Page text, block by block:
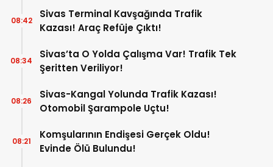
Sivas Terminal Kavşağında Trafik
Kazası! Araç Refüje Çıktı!
08:42
Sivas’ta O Yolda Çalışma Var! Trafik Tek
Şeritten Veriliyor!
08:34
Sivas-Kangal Yolunda Trafik Kazası!
Otomobil Şarampole Uçtu!
08:26
Komşularının Endişesi Gerçek Oldu!
Evinde Ölü Bulundu!
08:21